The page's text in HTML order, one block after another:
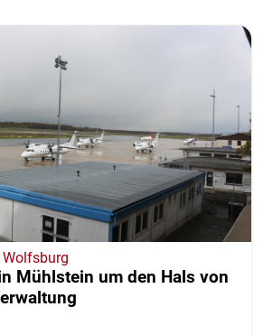
Mühlstein um den Hals von